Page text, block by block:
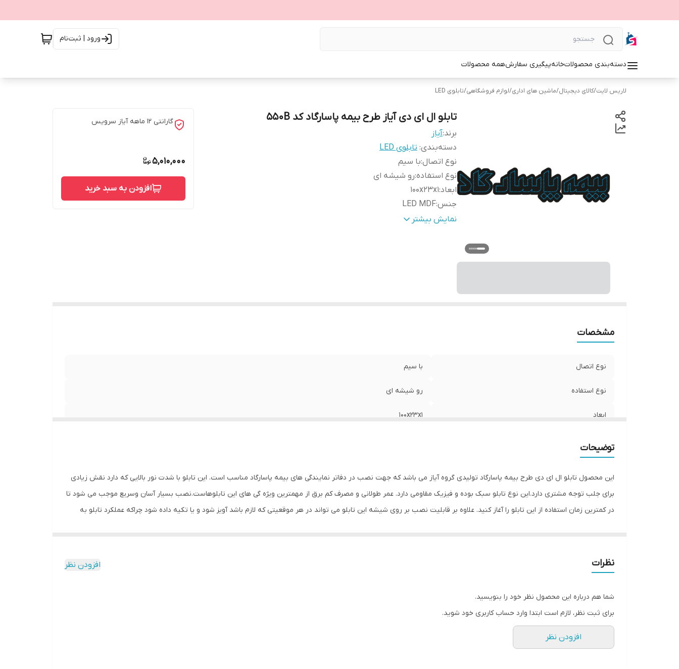
ورود | ثبت‌نام
دسته‌بندی محصولاتخانهپیگیری سفارشهمه محصولات
لاریس لایت/کالای دیجیتال/ماشین های اداری/لوازم فروشگاهی/تابلوی LED
تابلو ال ای دی آیاز طرح بیمه پاسارگاد کد 550B
برند:آیاز
دسته‌بندی: تابلوی LED
نوع اتصال:با سیم
نوع استفاده:رو شیشه ای
ابعاد:
100x23x1
جنس:
LED MDF
وزن:1 گرم
نمایش بیشتر
گارانتی 12 ماهه آیاز سرویس
5,010,000
افزودن به سبد خرید
مشخصات
نوع اتصال با سیم
نوع استفاده رو شیشه ای
ابعاد 100x23x1
توضیحات
این محصول تابلو ال ای دی طرح بیمه پاسارگاد تولیدی گروه آیاز می باشد که جهت نصب در دفاتر نمایندگی های بیمه پاسارگاد مناسب است. این تابلو با شدت نور بالایی که دارد نقش زیادی
برای جلب توجه مشتری دارد.این نوع تابلو سبک بوده و فیزیک مقاومی دارد. عمر طولانی و مصرف کم برق از مهمترین ویژه گی های این تابلوهاست.نصب بسیار آسان وسریع موجب می شود تا
در کمترین زمان استفاده از این تابلو را آغاز کنید. علاوه بر قابلیت نصب بر روی شیشه این تابلو می تواند در هر موقعیتی که لازم باشد آویز شود و یا تکیه داده شود چراکه عملکرد تابلو به
دردسر در اختیار داشته باشید
نظرات افزودن نظر
شما هم درباره این محصول نظر خود را بنویسید.
برای ثبت نظر، لازم است ابتدا وارد حساب کاربری خود شوید.
افزودن نظر